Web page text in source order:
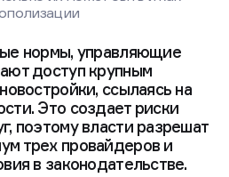
их может быть и как
нормы, управляющие
доступ крупным
ссылаясь на
Это создает риски
поэтому власти разрешат
трех провайдеров и